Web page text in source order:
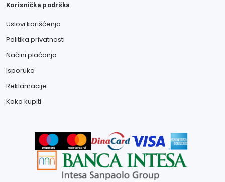
Korisnička podrška
Uslovi korišćenja
Politika privatnosti
Načini plaćanja
Isporuka
Reklamacije
Kako kupiti